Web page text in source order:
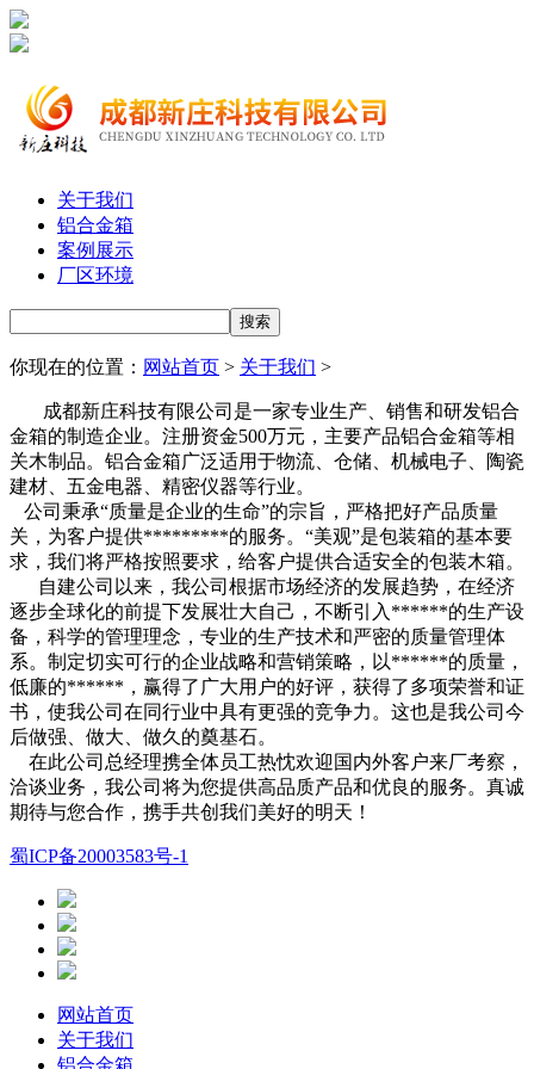
关于我们
铝合金箱
案例展示
厂区环境
你现在的位置： 网站首页 > 关于我们 >
成都新庄科技有限公司是一家专业生产、销售和研发铝合
金箱的制造企业。注册资金500万元，主要产品铝合金箱等相
关木制品。铝合金箱广泛适用于物流、仓储、机械电子、陶瓷
建材、五金电器、精密仪器等行业。
公司秉承“质量是企业的生命”的宗旨，严格把好产品质量
关，为客户提供*********的服务。“美观”是包装箱的基本要
求，我们将严格按照要求，给客户提供合适安全的包装木箱。
自建公司以来，我公司根据市场经济的发展趋势，在经济
逐步全球化的前提下发展壮大自己，不断引入******的生产设
备，科学的管理理念，专业的生产技术和严密的质量管理体
系。制定切实可行的企业战略和营销策略，以******的质量，
低廉的******，赢得了广大用户的好评，获得了多项荣誉和证
书，使我公司在同行业中具有更强的竞争力。这也是我公司今
后做强、做大、做久的奠基石。
在此公司总经理携全体员工热忱欢迎国内外客户来厂考察，
洽谈业务，我公司将为您提供高品质产品和优良的服务。真诚
期待与您合作，携手共创我们美好的明天！
蜀ICP备20003583号-1
网站首页
关于我们
铝合金箱